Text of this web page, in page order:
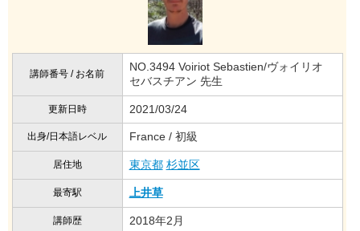
講師番号 / お名前
NO.3494 Voiriot Sebastien/ヴォイリオ
セバスチアン 先生
更新日時 2021/03/24
出身/日本語レベル France / 初級
居住地 東京都 杉並区
最寄駅 上井草
講師歴 2018年2月